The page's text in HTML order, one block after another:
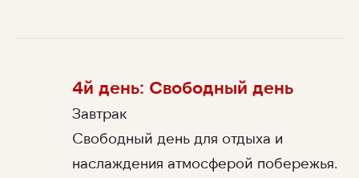
4й день: Свободный день
Завтрак
Свободный день для отдыха и
наслаждения атмосферой побережья.